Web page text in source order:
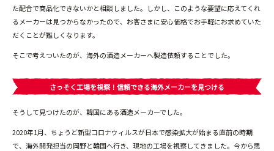
た配合で商品化できないかと相談しました。しかし、このような要望に応えてくれ
るメーカーは見つからなかったので、お客さまに安心価格でお手軽にお求めていた
だくことが難しくなります。
そこで考えついたのが、海外の酒造メーカーへ製造依頼することでした。
さっそく工場を視察！信頼できる海外メーカーを見つける
そうして見つけたのが、韓国にある酒造メーカーでした。
2020年1月、ちょうど新型コロナウィルスが日本で感染拡大が始まる直前の時期
で、海外開発担当の岡野と韓国へ行き、現地の工場を視察してきました。今から思